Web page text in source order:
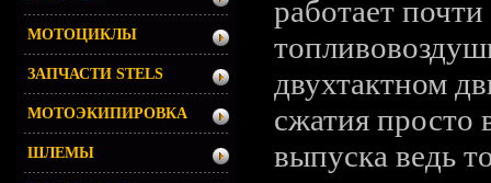
работает
двухтактном
сжатия просто
выпуска ведь
МОТОЦИКЛЫ
ЗАПЧАСТИ STELS
МОТОЭКИПИРОВКА
ШЛЕМЫ